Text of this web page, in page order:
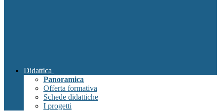
Didattica
Panoramica
Offerta formativa
Schede didattiche
I progetti